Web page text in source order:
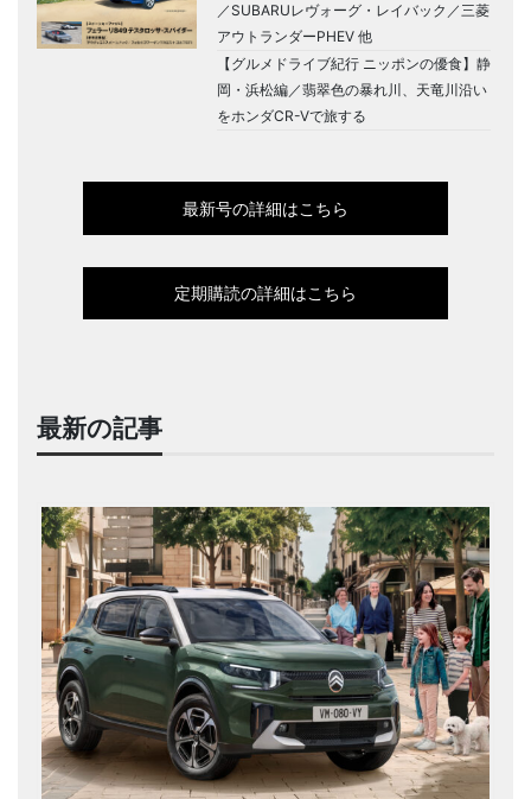
／SUBARUレヴォーグ・レイバック／三菱
アウトランダーPHEV 他
【グルメドライブ紀行 ニッポンの優食】静
岡・浜松編／翡翠色の暴れ川、天竜川沿い
をホンダCR-Vで旅する
最新号の詳細はこちら
定期購読の詳細はこちら
最新の記事